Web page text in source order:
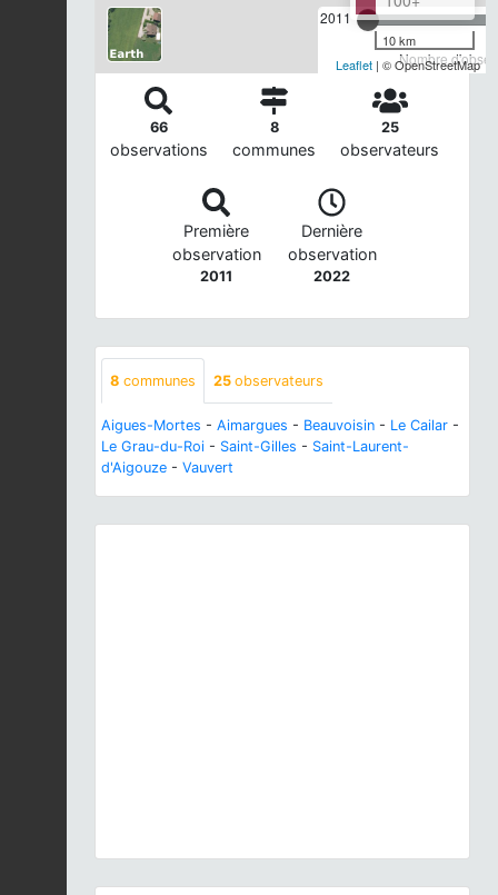
2011
Nombre
10 km
Leaflet | © OpenStreetMap
66
observations
8
communes
25
observateurs
Première
observation
2011
Dernière
observation
2022
8 communes 25 observateurs
Aigues-Mortes - Aimargues - Beauvoisin - Le Cailar -
Le Grau-du-Roi - Saint-Gilles - Saint-Laurent-
d'Aigouze - Vauvert